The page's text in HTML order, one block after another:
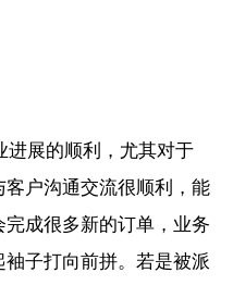
进展的顺利，尤其对于
户沟通交流很顺利，能
成很多新的订单，业务
子打向前拼。若是被派